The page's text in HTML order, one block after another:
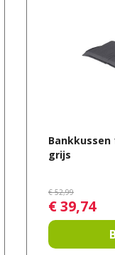
Bankkussen
grijs
€ 52,99
€39,74